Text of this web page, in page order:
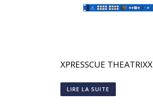
XPRESSCUE THEATRIXX
LIRE LA SUITE